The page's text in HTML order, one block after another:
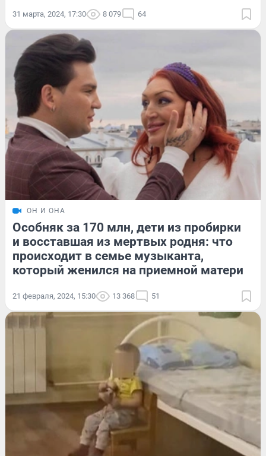
31 марта, 2024, 17:30 8 079 64
ОН И ОНА
Особняк за 170 млн, дети из пробирки
и восставшая из мертвых родня: что
происходит в семье музыканта,
который женился на приемной матери
21 февраля, 2024, 15:30 13 368 51